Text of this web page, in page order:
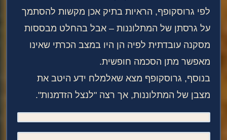
לפי גרוסקופף, הראיות בתיק אכן מקשות להסתמך
על גרסתן של המתלוננות – אבל בהחלט מבססות
מסקנה עובדתית לפיה הן היו במצב הכרתי שאינו
מאפשר מתן הסכמה חופשית.
בנוסף, גרוסקופף מצא שאלמלח ידע היטב את
מצבן של המתלוננות, אך רצה "לנצל הזדמנות".